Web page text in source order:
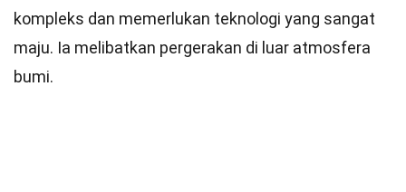
kompleks dan memerlukan teknologi yang sangat
maju. Ia melibatkan pergerakan di luar atmosfera
bumi.